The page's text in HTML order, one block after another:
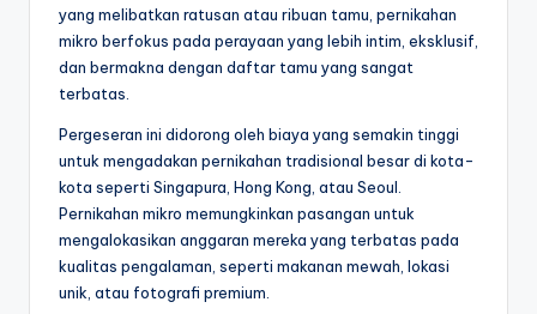
yang melibatkan ratusan atau ribuan tamu, pernikahan
mikro berfokus pada perayaan yang lebih intim, eksklusif,
dan bermakna dengan daftar tamu yang sangat
terbatas.
Pergeseran ini didorong oleh biaya yang semakin tinggi
untuk mengadakan pernikahan tradisional besar di kota-
kota seperti Singapura, Hong Kong, atau Seoul.
Pernikahan mikro memungkinkan pasangan untuk
mengalokasikan anggaran mereka yang terbatas pada
kualitas pengalaman, seperti makanan mewah, lokasi
unik, atau fotografi premium.